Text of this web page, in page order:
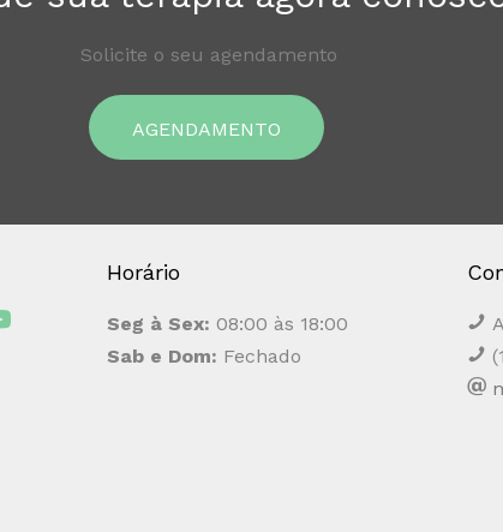
Solicite o seu agendamento
AGENDAMENTO
Horário
Seg à Sex: 08:00 às 18:00
Sab e Dom: Fechado